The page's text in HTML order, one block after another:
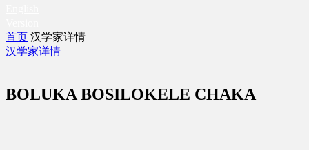
首页 汉学家详情
汉学家详情
BOLUKA BOSILOKELE CHAKA